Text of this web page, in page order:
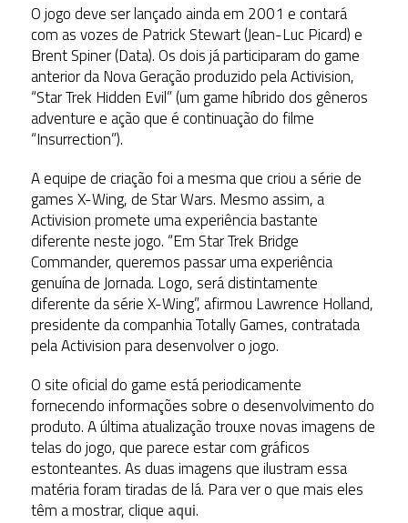
O jogo deve ser lançado ainda em 2001 e contará
com as vozes de Patrick Stewart (Jean-Luc Picard) e
Brent Spiner (Data). Os dois já participaram do game
anterior da Nova Geração produzido pela Activision,
“Star Trek Hidden Evil” (um game híbrido dos gêneros
adventure e ação que é continuação do filme
“Insurrection”).
A equipe de criação foi a mesma que criou a série de
games X-Wing, de Star Wars. Mesmo assim, a
Activision promete uma experiência bastante
diferente neste jogo. “Em Star Trek Bridge
Commander, queremos passar uma experiência
genuína de Jornada. Logo, será distintamente
diferente da série X-Wing”, afirmou Lawrence Holland,
presidente da companhia Totally Games, contratada
pela Activision para desenvolver o jogo.
O site oficial do game está periodicamente
fornecendo informações sobre o desenvolvimento do
produto. A última atualização trouxe novas imagens de
telas do jogo, que parece estar com gráficos
estonteantes. As duas imagens que ilustram essa
matéria foram tiradas de lá. Para ver o que mais eles
têm a mostrar, clique aqui.